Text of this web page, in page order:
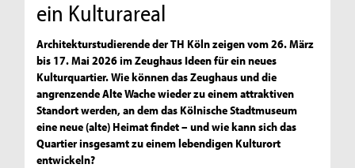
ein Kulturareal
Architekturstudierende der TH Köln zeigen vom 26. März
bis 17. Mai 2026 im Zeughaus Ideen für ein neues
Kulturquartier. Wie können das Zeughaus und die
angrenzende Alte Wache wieder zu einem attraktiven
Standort werden, an dem das Kölnische Stadtmuseum
eine neue (alte) Heimat findet – und wie kann sich das
Quartier insgesamt zu einem lebendigen Kulturort
entwickeln?